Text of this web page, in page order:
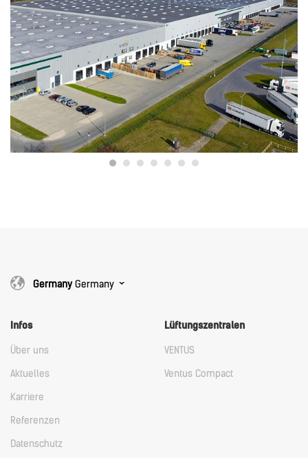
GermanyGermany
Infos
Über uns
Aktuelles
Karriere
Referenzen
Datenschutz
Lüftungszentralen
VENTUS
Ventus Compact